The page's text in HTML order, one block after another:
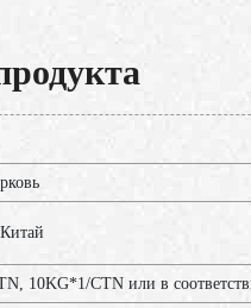
10KG*1/CTN или в